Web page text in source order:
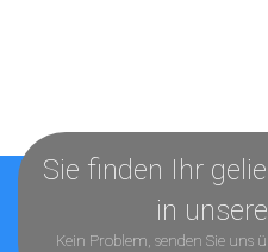
Sie finden Ihr
in
Kein Problem, senden Sie uns